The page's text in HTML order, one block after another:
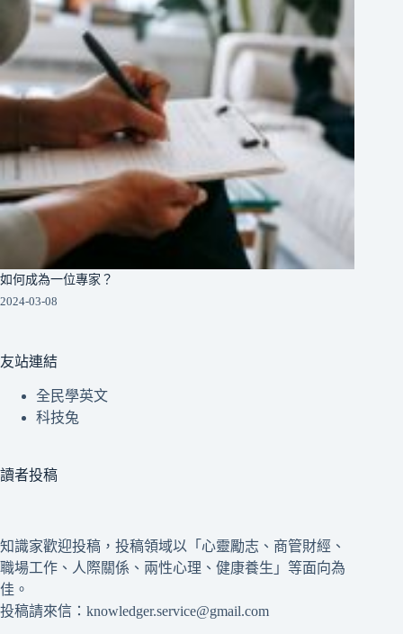
如何成為一位專家？
2024-03-08
友站連結
全民學英文
科技兔
讀者投稿
知識家歡迎投稿，投稿領域以「心靈勵志、商管財經、
職場工作、人際關係、兩性心理、健康養生」等面向為
佳。
投稿請來信：knowledger.service@gmail.com